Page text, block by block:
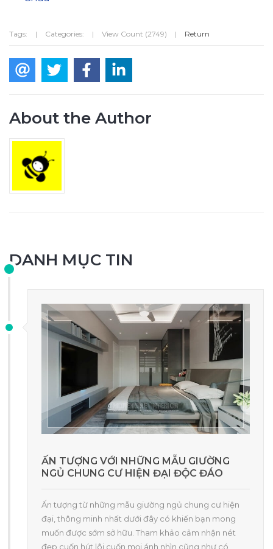
Tags: | Categories: | View Count (2749) | Return
About the Author
DANH MỤC TIN
ẤN TƯỢNG VỚI NHỮNG MẪU GIƯỜNG
NGỦ CHUNG CƯ HIỆN ĐẠI ĐỘC ĐÁO
Ấn tượng từ những mẫu giường ngủ chung cư hiện
đại, thông minh nhất dưới đây có khiến bạn mong
muốn được sớm sở hữu. Tham khảo cảm nhận nét
đẹp cuốn hút lôi cuốn mọi ánh nhìn cũng như có